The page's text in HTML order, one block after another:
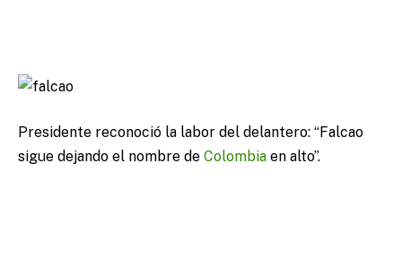
Presidente reconoció la labor del delantero: “Falcao
sigue dejando el nombre de Colombia en alto”.